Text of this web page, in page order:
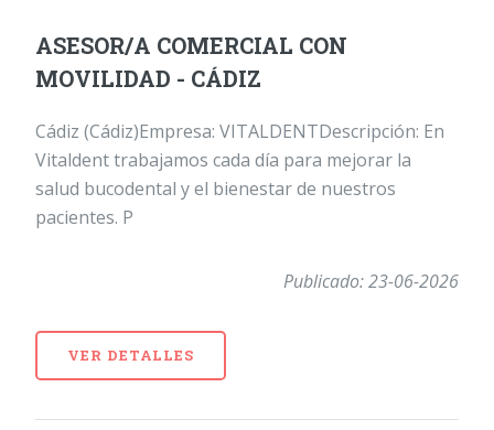
ASESOR/A COMERCIAL CON
MOVILIDAD - CÁDIZ
Cádiz (Cádiz)Empresa: VITALDENTDescripción: En
Vitaldent trabajamos cada día para mejorar la
salud bucodental y el bienestar de nuestros
pacientes. P
Publicado: 23-06-2026
VER DETALLES